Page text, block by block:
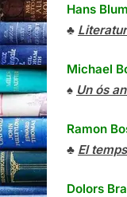
Hans
♣
Michael
♠ Un ós
Ramon
♣ El
Dolors